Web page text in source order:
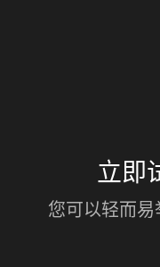
立即
您可以轻而